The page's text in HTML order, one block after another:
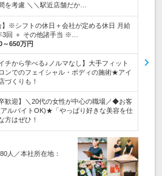
を考慮 ＼＼駅近店舗だか…
】※シフトの休日＋会社が定める休日 月給
3回 ＋ その他諸手当 ※…
～650万円
チから学べる♪ノルマなし】大手フィット
ンでのフェイシャル・ボディの施術★アイ
づくりも！
歓迎】＼20代の女性が中心の職場／◆お客
ルバイトOK)★「やっぱり好きな美容を仕
方はぜひ！
人／本社所在地：